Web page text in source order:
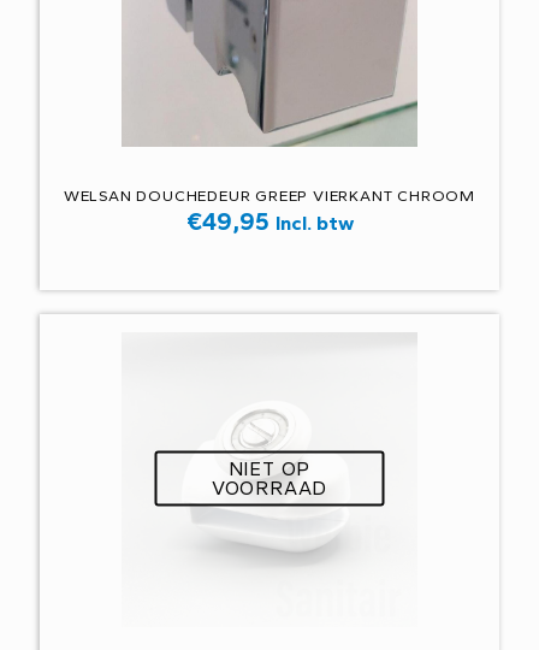
WELSAN DOUCHEDEUR GREEP VIERKANT CHROOM
€49,95 Incl. btw
NIET OP
VOORRAAD